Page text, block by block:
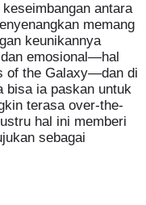
antara
memang
keunikannya
emosional—hal
of the Galaxy—dan di
bisa ia paskan untuk
terasa over-the-
hal ini memberi
sebagai